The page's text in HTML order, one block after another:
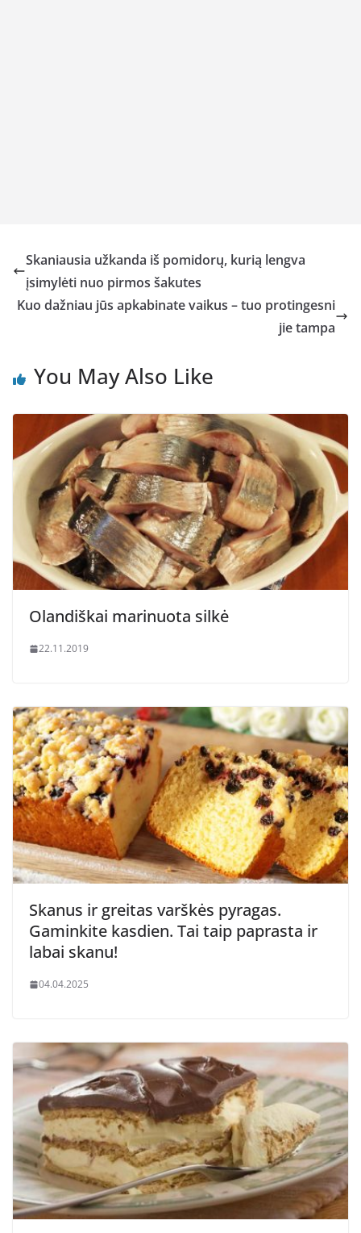
Skaniausia užkanda iš pomidorų, kurią lengva
įsimylėti nuo pirmos šakutes
Kuo dažniau jūs apkabinate vaikus – tuo protingesni
jie tampa
You May Also Like
Olandiškai marinuota silkė
22.11.2019
Skanus ir greitas varškės pyragas.
Gaminkite kasdien. Tai taip paprasta ir
labai skanu!
04.04.2025